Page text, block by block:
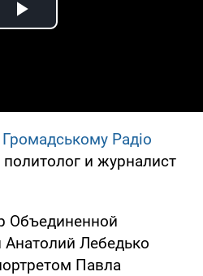
Play Video
Громадському Радіо
и журналист
Объединенной
Анатолий Лебедько
Павла